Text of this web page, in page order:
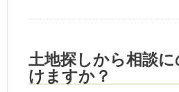
土地探しから相談
けますか？